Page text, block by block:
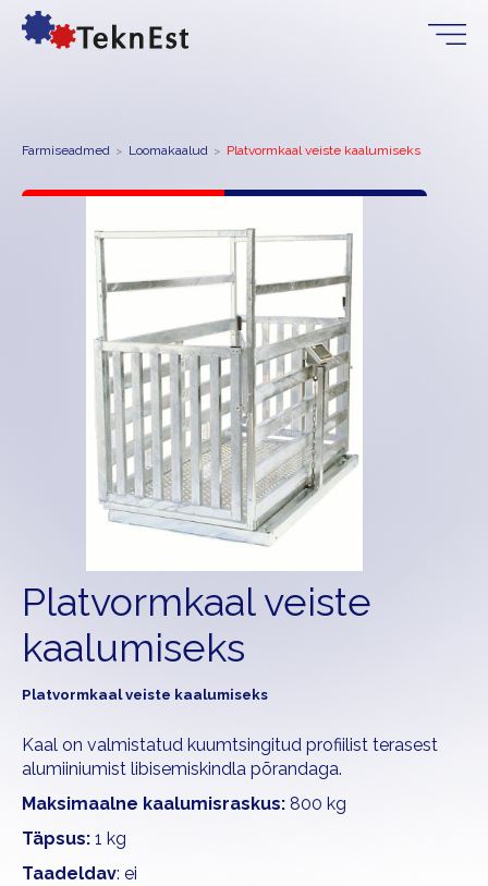
Farmiseadmed Loomakaalud Platvormkaal veiste kaalumiseks
Platvormkaal veiste
kaalumiseks
Platvormkaal veiste kaalumiseks
Kaal on valmistatud kuumtsingitud profiilist terasest
alumiiniumist libisemiskindla põrandaga.
Maksimaalne kaalumisraskus: 800 kg
Täpsus: 1 kg
Taadeldav: ei